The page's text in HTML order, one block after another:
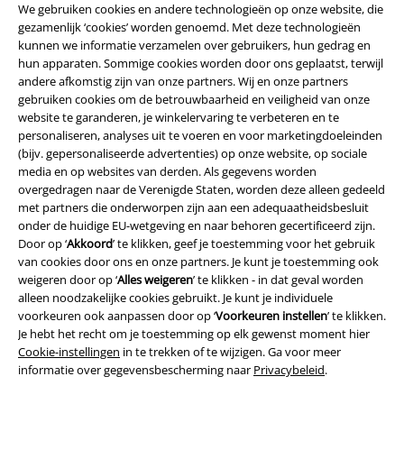
We gebruiken cookies en andere technologieën op onze website, die
gezamenlijk ‘cookies’ worden genoemd. Met deze technologieën
kunnen we informatie verzamelen over gebruikers, hun gedrag en
hun apparaten. Sommige cookies worden door ons geplaatst, terwijl
andere afkomstig zijn van onze partners. Wij en onze partners
gebruiken cookies om de betrouwbaarheid en veiligheid van onze
website te garanderen, je winkelervaring te verbeteren en te
personaliseren, analyses uit te voeren en voor marketingdoeleinden
(bijv. gepersonaliseerde advertenties) op onze website, op sociale
media en op websites van derden. Als gegevens worden
overgedragen naar de Verenigde Staten, worden deze alleen gedeeld
met partners die onderworpen zijn aan een adequaatheidsbesluit
onder de huidige EU-wetgeving en naar behoren gecertificeerd zijn.
Door op ‘Akkoord’ te klikken, geef je toestemming voor het gebruik
van cookies door ons en onze partners. Je kunt je toestemming ook
weigeren door op ‘Alles weigeren’ te klikken - in dat geval worden
alleen noodzakelijke cookies gebruikt. Je kunt je individuele
voorkeuren ook aanpassen door op ‘Voorkeuren instellen’ te klikken.
Je hebt het recht om je toestemming op elk gewenst moment hier
Cookie-instellingen in te trekken of te wijzigen. Ga voor meer
informatie over gegevensbescherming naar Privacybeleid.
Legal
Algemene Voorwaarden
Bedrijfsgegevens
Privacyverklaring
Verklaring van conformiteit
Informatie over toegankelijkheid
Cookie-instellingen
Annuleer bestelling